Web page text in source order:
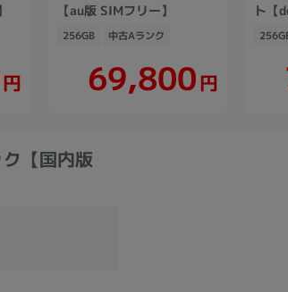
円
【au版 SIMフリー】
256GB 中古Aランク
69,800円
ト【
【国内版